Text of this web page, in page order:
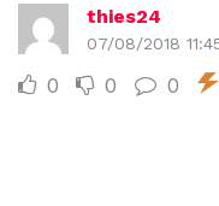
thies24
07/08/2018
0 0 0